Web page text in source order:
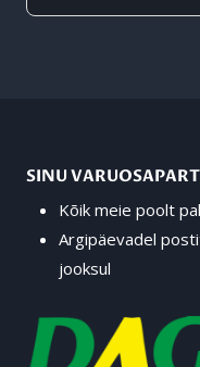
SINU
Kõik meie poolt
Argipäevadel
jooksul